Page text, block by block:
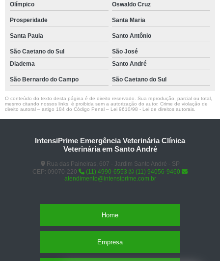
Olímpico Oswaldo Cruz
Prosperidade Santa Maria
Santa Paula Santo Antônio
São Caetano do Sul
São José
Diadema
Santo André
São Bernardo do Campo São Caetano do Sul
O conteúdo do texto desta página é de direito reservado. Sua reprodução, parcial ou total,
mesmo citando nossos links, é proibida sem a autorização do autor. Crime de violação de
direito autoral – artigo 184 do Código Penal – Lei 9610/98 - Lei de direitos autorais
IntensiPrime Emergência Veterinária Clínica
Veterinária em Santo André
Rua das Paineiras, 607 - Jardim Santo André - SP
CEP: 09070-220
(11) 4990-6553
(11) 94056-9460
atendimento@intensiprime.com.br
Home
Empresa